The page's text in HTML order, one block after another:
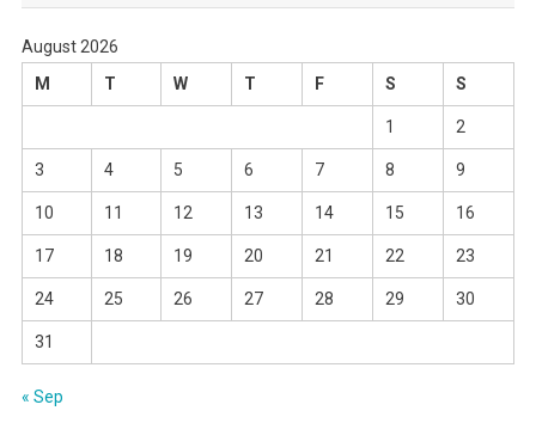
August 2026
M
T W T F S S
1 2
3 4 5 6 7 8 9
10 11 12 13 14 15 16
17 18 19 20 21 22 23
24 25 26 27 28 29 30
31
« Sep